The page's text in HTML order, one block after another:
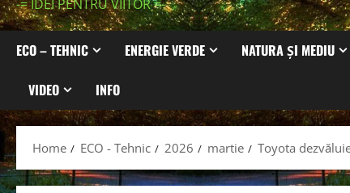
-= IDEI PENTRU VIITOR =-
ECO – TEHNIC ENERGIE VERDE NATURA ȘI MEDIU
VIDEO INFO
Home ECO - Tehnic 2026 martie Toyota